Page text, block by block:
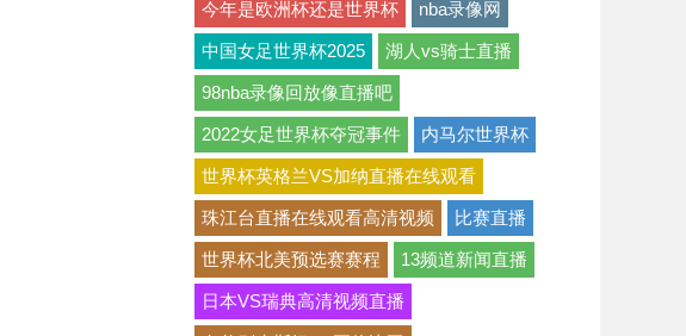
今年是欧洲杯还是世界杯 nba录像网
中国女足世界杯2025 湖人vs骑士直播
98nba录像回放像直播吧
2022女足世界杯夺冠事件 内马尔世界杯
世界杯英格兰VS加纳直播在线观看
珠江台直播在线观看高清视频 比赛直播
世界杯北美预选赛赛程 13频道新闻直播
日本VS瑞典高清视频直播